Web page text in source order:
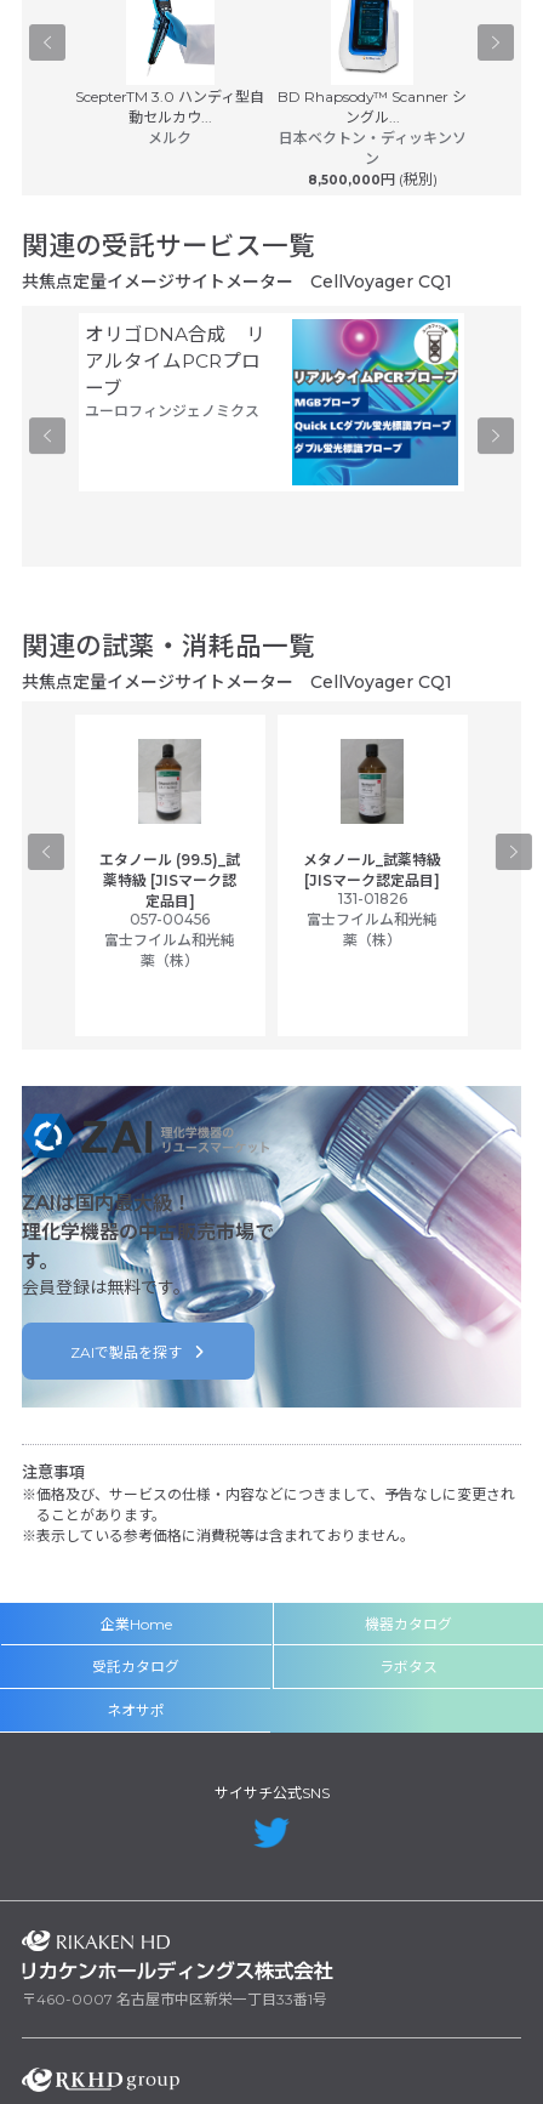
導入前は共焦点顕微鏡使用しており、多サンプルのイメージングに苦慮して
いました。導入後は多サンプルにて・・・
-- 続きを読む場合、こちらをタップ --
ScepterTM 3.0 ハンディ型自
動セルカウ...
メルク
BD Rhapsody™ Scanner シ
ングル...
日本ベクトン・ディッキンソ
ン
8,500,000円 (税別)
関連の受託サービス一覧
共焦点定量イメージサイトメーター CellVoyager CQ1
オリゴDNA合成 リ
アルタイムPCRプロ
ーブ
ユーロフィンジェノミクス
関連の試薬・消耗品一覧
共焦点定量イメージサイトメーター CellVoyager CQ1
エタノール (99.5)_試
薬特級 [JISマーク認
定品目]
057-00456
富士フイルム和光純
薬（株）
メタノール_試薬特級
[JISマーク認定品目]
131-01826
富士フイルム和光純
薬（株）
ア
ZAIは国内最大級！
理化学機器の中古販売市場で
す。
会員登録は無料です。
ZAIで製品を探す
注意事項
価格及び、サービスの仕様・内容などにつきまして、予告なしに変更され
ることがあります。
表示している参考価格に消費税等は含まれておりません。
企業Home 機器カタログ
受託カタログ ラボタス
ネオサポ
サイサチ公式SNS
〒460-0007 名古屋市中区新栄一丁目33番1号